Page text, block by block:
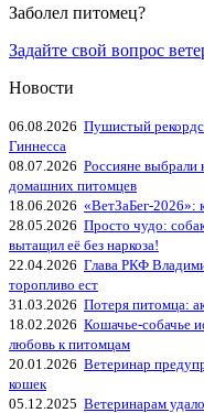
Заболел питомец?
Задайте свой вопрос
Новости
06.08.2026 Пушистый
Гиннесса
08.07.2026 Россияне выбрали
домашних питомцев
18.06.2026 «ВетЗаБег‑2026»:
28.05.2026 Просто чудо:
вытащил её без наркоза!
22.04.2026 Глава РКФ
торопливо ест
31.03.2026 Потеря питомца:
18.02.2026 Кошачье-собачье
любовь к питомцам
20.01.2026 Ветеринар
кошек
05.12.2025 Ветеринарам